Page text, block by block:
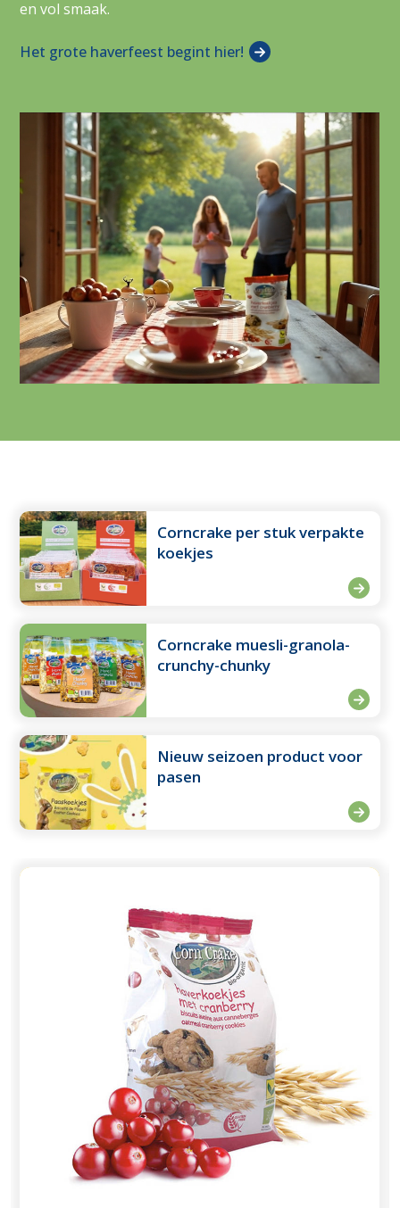
en vol smaak.
Het grote haverfeest begint hier!
Corncrake per stuk verpakte
koekjes
Corncrake muesli-granola-
crunchy-chunky
Nieuw seizoen product voor
pasen